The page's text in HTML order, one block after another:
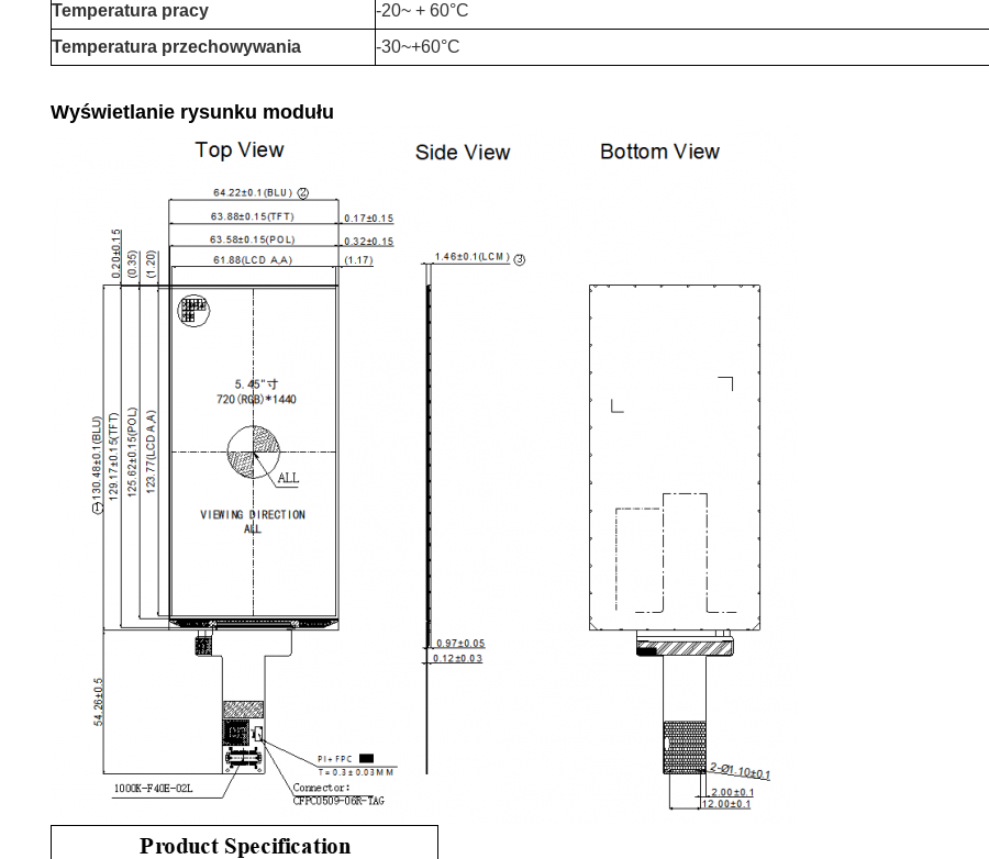
Temperatura pracy
-20~ + 60°C
Temperatura przechowywania
-30~+60°C
Wyświetlanie rysunku modułu